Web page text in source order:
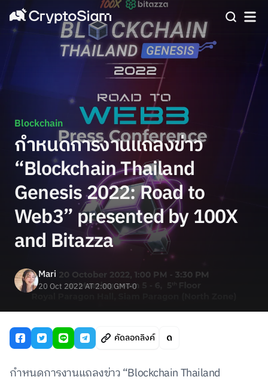
Blockchain
กำหนดการงานแถลงข่าว
“Blockchain Thailand
Genesis 2022: Road to
Web3” presented by 100X
and Bitazza
Mari
20 Oct 2022 AT 2:00 GMT-0
คัดลอกลิงค์
กำหนดการงานแถลงข่าว “Blockchain Thailand